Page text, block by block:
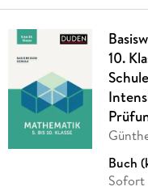
10.
Buch
Sofort